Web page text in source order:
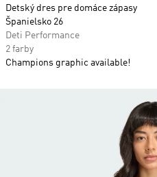
Detský dres pre domáce zápasy
Španielsko 26
Deti Performance
2 farby
Champions graphic available!